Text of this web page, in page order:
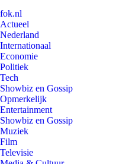
fok.nl
Actueel
Nederland
Internationaal
Economie
Politiek
Tech
Showbiz en Gossip
Opmerkelijk
Entertainment
Showbiz en Gossip
Muziek
Film
Televisie